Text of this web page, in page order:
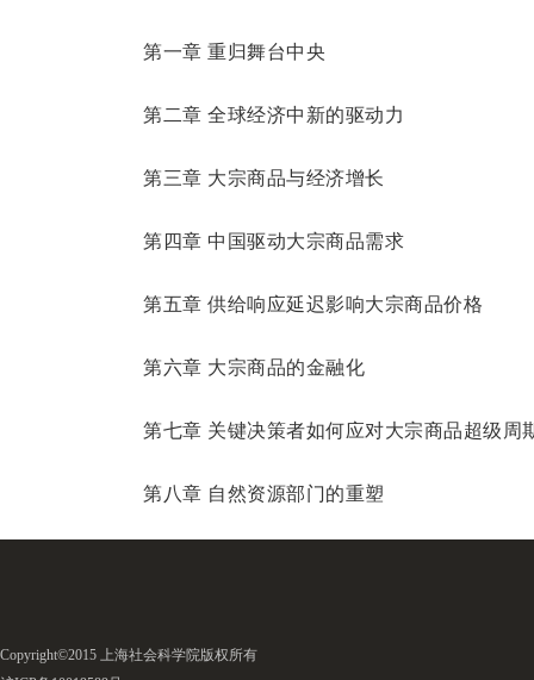
第一章 重归舞台中央
第二章 全球经济中新的驱动力
第三章 大宗商品与经济增长
第四章 中国驱动大宗商品需求
第五章 供给响应延迟影响大宗商品价格
第六章 大宗商品的金融化
第七章 关键决策者如何应对大宗商品超级周
第八章 自然资源部门的重塑
Copyright©2015 上海社会科学院版权所有